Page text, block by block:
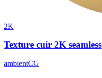
2K
Texture cuir 2K seamless
ambientCG